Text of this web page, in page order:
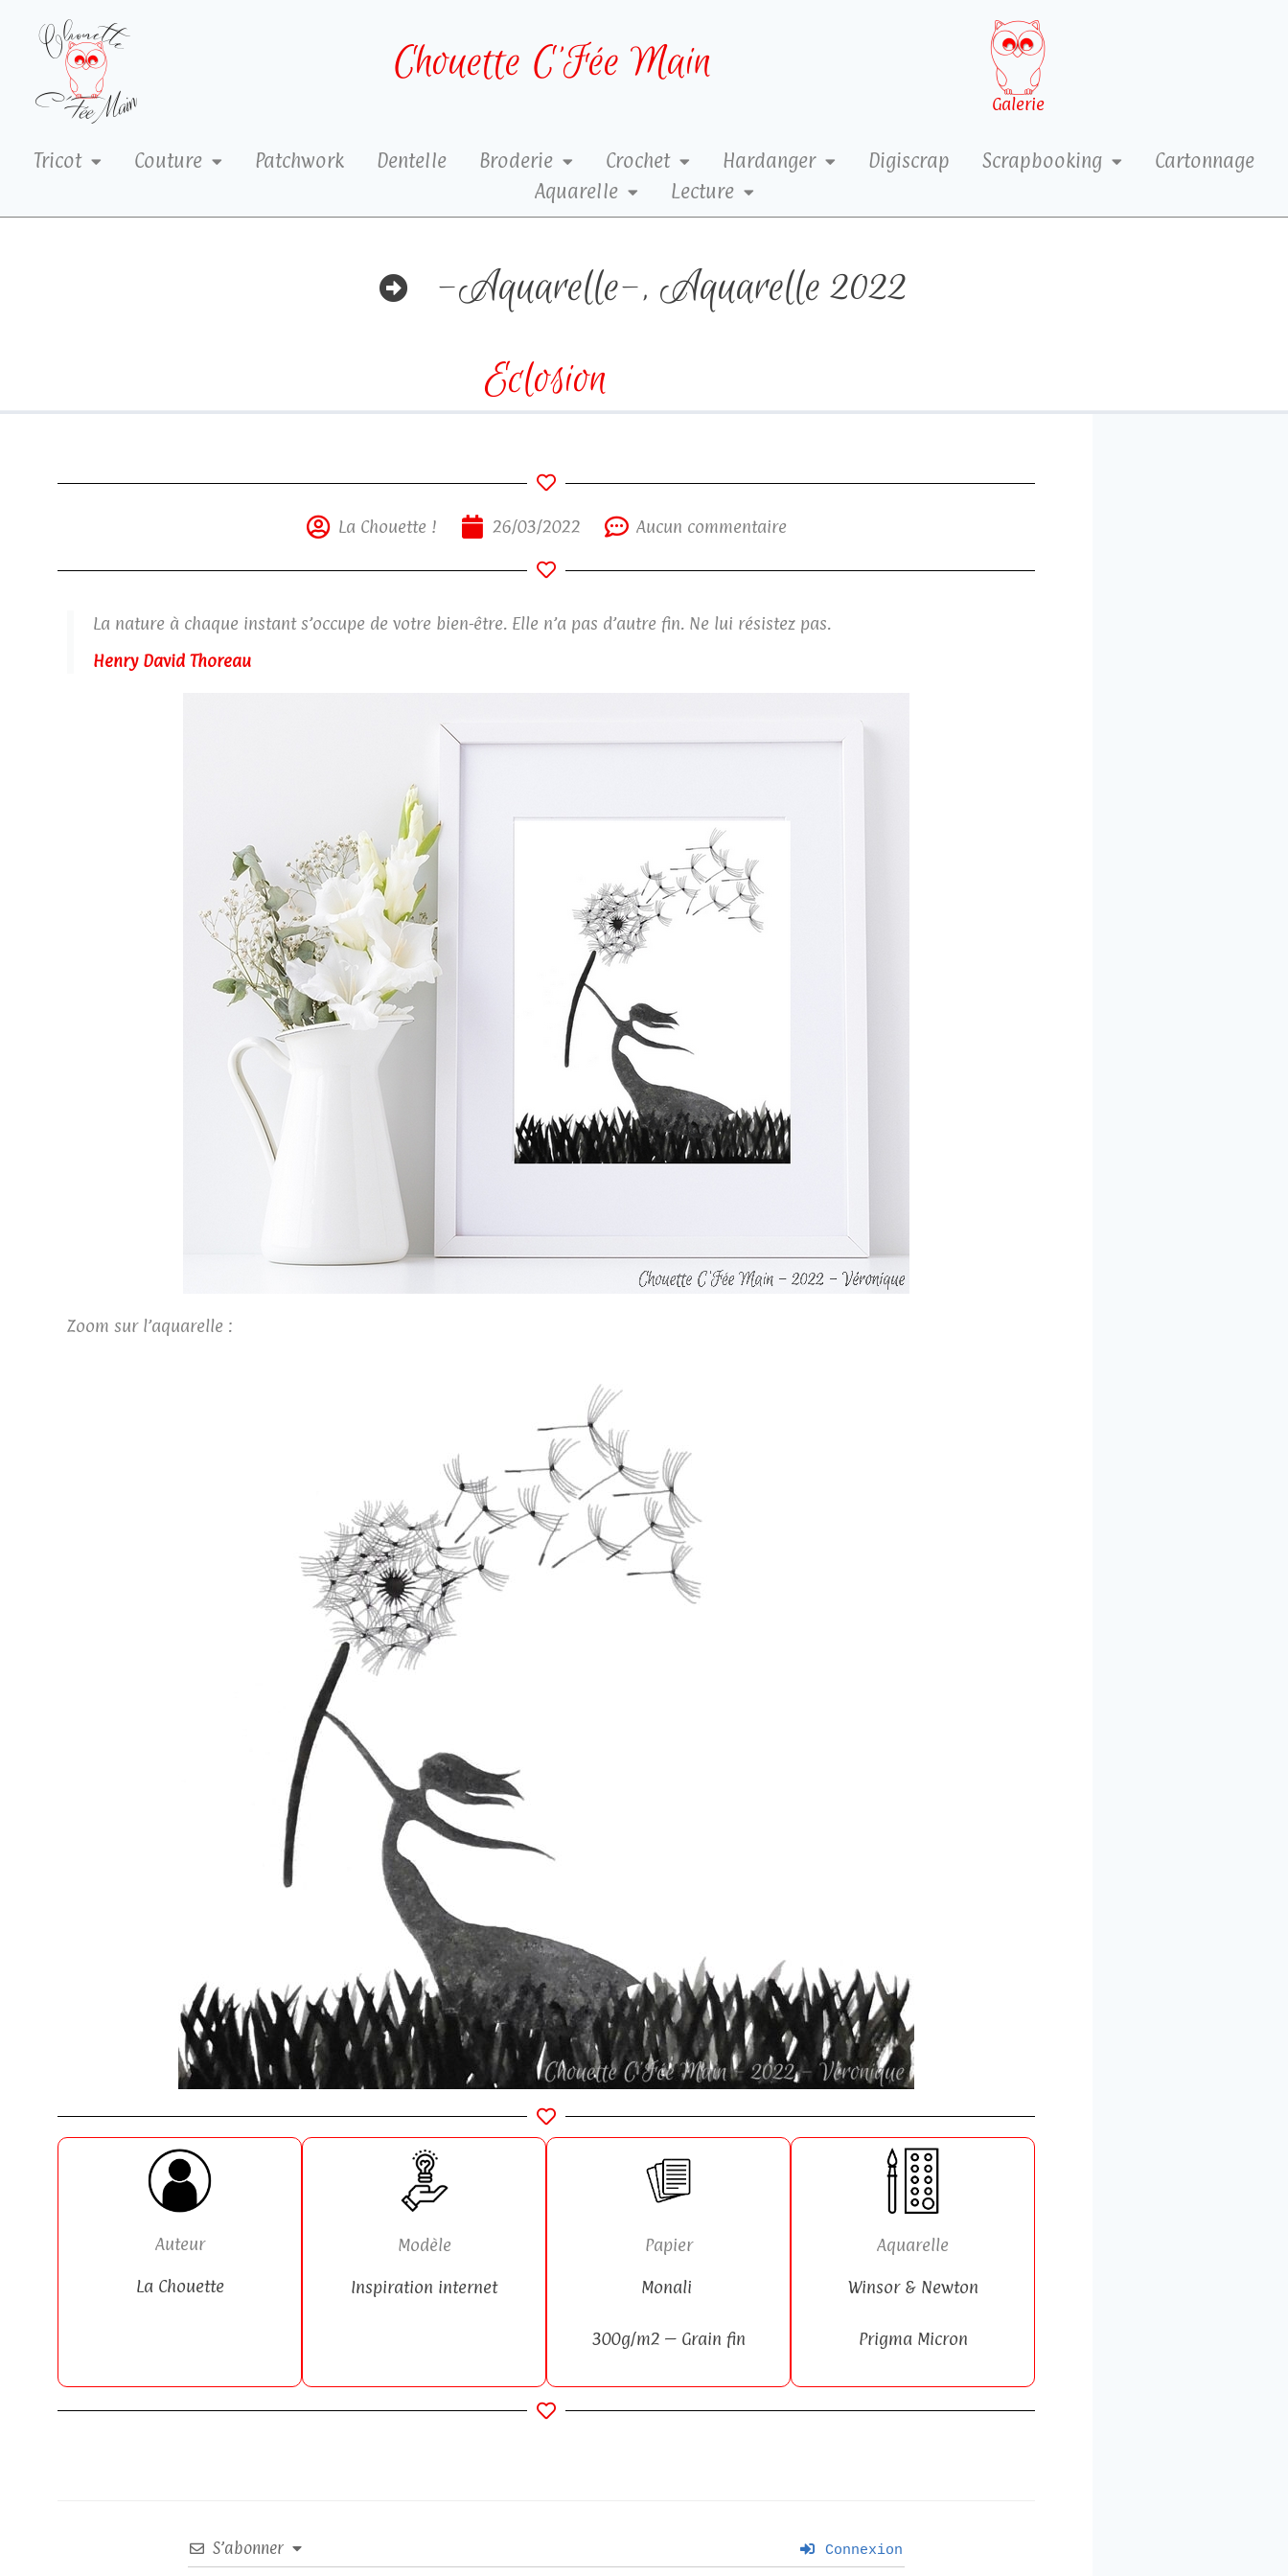
Chouette C’Fée Main
Galerie
Tricot Couture Patchwork Dentelle Broderie Crochet Hardanger Digiscrap Scrapbooking
Cartonnage
Aquarelle
Lecture
-Aquarelle-, Aquarelle 2022
Eclosion
La Chouette ! 26/03/2022 Aucun commentaire
La nature à chaque instant s’occupe de votre bien-être. Elle n’a pas d’autre fin. Ne lui résistez pas.
Henry David Thoreau
Zoom sur l’aquarelle :
Auteur
La Chouette
Modèle
Inspiration internet
Papier
Monali
300g/m2 – Grain fin
Aquarelle
Winsor & Newton
Prigma Micron
S’abonner Connexion